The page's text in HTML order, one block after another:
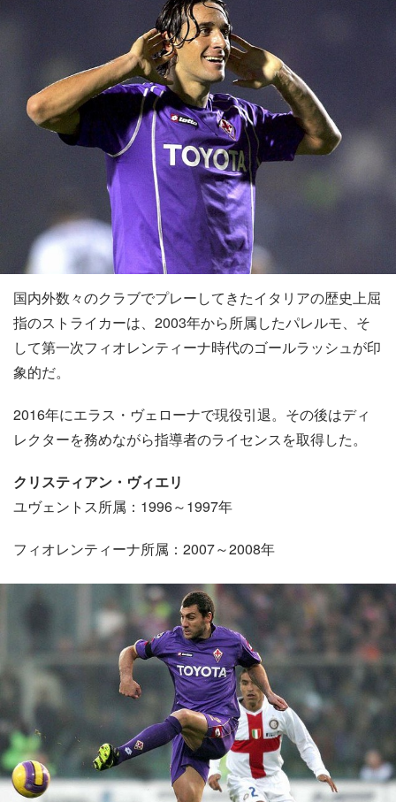
国内外数々のクラブでプレーしてきたイタリアの歴史上屈
指のストライカーは、2003年から所属したパレルモ、そ
して第一次フィオレンティーナ時代のゴールラッシュが印
象的だ。
2016年にエラス・ヴェローナで現役引退。その後はディ
レクターを務めながら指導者のライセンスを取得した。
クリスティアン・ヴィエリ
ユヴェントス所属：1996～1997年
フィオレンティーナ所属：2007～2008年